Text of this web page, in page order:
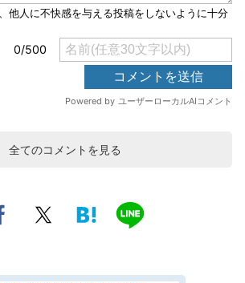
全てのコメントを見る